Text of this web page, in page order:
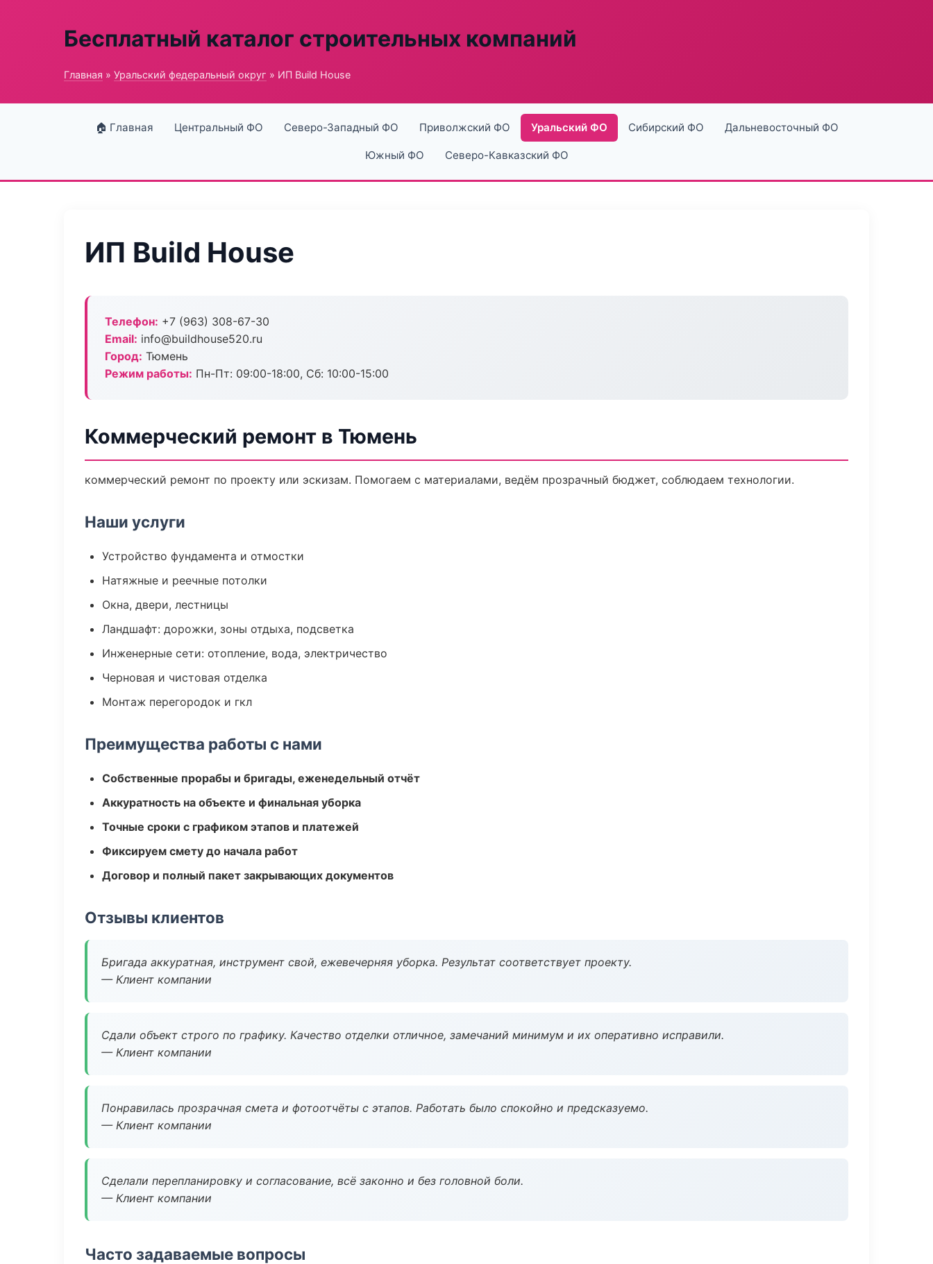
Бесплатный каталог строительных компаний
Главная » Уральский федеральный округ » ИП Build House
🏠 Главная Центральный ФО Северо-Западный ФО Приволжский ФО Уральский ФО Сибирский ФО Дальневосточный ФО
Южный ФО Северо-Кавказский ФО
ИП Build House
Телефон: +7 (963) 308-67-30
Email: info@buildhouse520.ru
Город: Тюмень
Режим работы: Пн-Пт: 09:00-18:00, Сб: 10:00-15:00
Коммерческий ремонт в Тюмень
коммерческий ремонт по проекту или эскизам. Помогаем с материалами, ведём прозрачный бюджет, соблюдаем технологии.
Наши услуги
Устройство фундамента и отмостки
Натяжные и реечные потолки
Окна, двери, лестницы
Ландшафт: дорожки, зоны отдыха, подсветка
Инженерные сети: отопление, вода, электричество
Черновая и чистовая отделка
Монтаж перегородок и гкл
Преимущества работы с нами
Собственные прорабы и бригады, еженедельный отчёт
Аккуратность на объекте и финальная уборка
Точные сроки с графиком этапов и платежей
Фиксируем смету до начала работ
Договор и полный пакет закрывающих документов
Отзывы клиентов
Бригада аккуратная, инструмент свой, ежевечерняя уборка. Результат соответствует проекту.
— Клиент компании
Сдали объект строго по графику. Качество отделки отличное, замечаний минимум и их оперативно исправили.
— Клиент компании
Понравилась прозрачная смета и фотоотчёты с этапов. Работать было спокойно и предсказуемо.
— Клиент компании
Сделали перепланировку и согласование, всё законно и без головной боли.
— Клиент компании
Часто задаваемые вопросы